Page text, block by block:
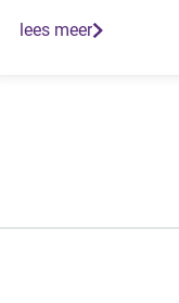
lees meer